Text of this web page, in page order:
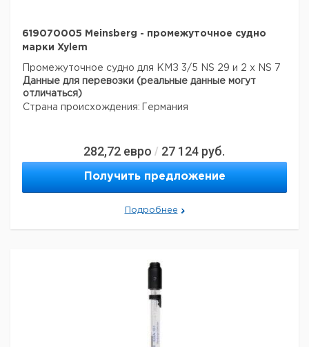
619070005 Meinsberg - промежуточное судно
марки Xylem
Промежуточное судно для КМЗ 3/5
NS 29 и 2 x NS 7
Данные для перевозки (реальные данные могут
отличаться)
Страна происхождения:
Германия
282,72 евро / 27 124 руб.
Получить предложение
Подробнее